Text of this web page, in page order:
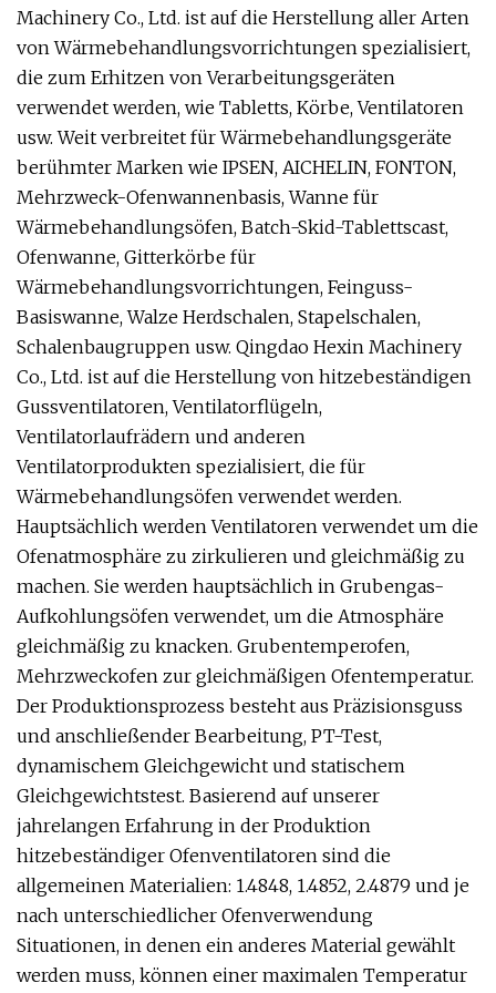
Machinery Co., Ltd. ist auf die Herstellung aller Arten
von Wärmebehandlungsvorrichtungen spezialisiert,
die zum Erhitzen von Verarbeitungsgeräten
verwendet werden, wie Tabletts, Körbe, Ventilatoren
usw. Weit verbreitet für Wärmebehandlungsgeräte
berühmter Marken wie IPSEN, AICHELIN, FONTON,
Mehrzweck-Ofenwannenbasis, Wanne für
Wärmebehandlungsöfen, Batch-Skid-Tablettscast,
Ofenwanne, Gitterkörbe für
Wärmebehandlungsvorrichtungen, Feinguss-
Basiswanne, Walze Herdschalen, Stapelschalen,
Schalenbaugruppen usw. Qingdao Hexin Machinery
Co., Ltd. ist auf die Herstellung von hitzebeständigen
Gussventilatoren, Ventilatorflügeln,
Ventilatorlaufrädern und anderen
Ventilatorprodukten spezialisiert, die für
Wärmebehandlungsöfen verwendet werden.
Hauptsächlich werden Ventilatoren verwendet um die
Ofenatmosphäre zu zirkulieren und gleichmäßig zu
machen. Sie werden hauptsächlich in Grubengas-
Aufkohlungsöfen verwendet, um die Atmosphäre
gleichmäßig zu knacken. Grubentemperofen,
Mehrzweckofen zur gleichmäßigen Ofentemperatur.
Der Produktionsprozess besteht aus Präzisionsguss
und anschließender Bearbeitung, PT-Test,
dynamischem Gleichgewicht und statischem
Gleichgewichtstest. Basierend auf unserer
jahrelangen Erfahrung in der Produktion
hitzebeständiger Ofenventilatoren sind die
allgemeinen Materialien: 1.4848, 1.4852, 2.4879 und je
nach unterschiedlicher Ofenverwendung
Situationen, in denen ein anderes Material gewählt
werden muss, können einer maximalen Temperatur